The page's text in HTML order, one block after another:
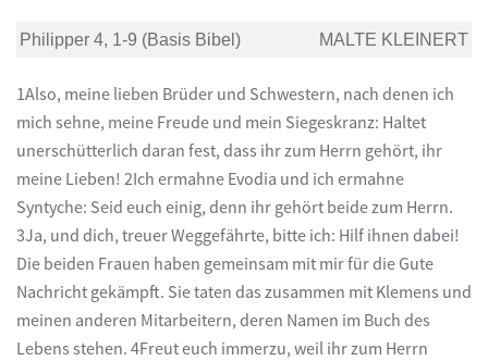
Philipper 4, 1-9 (Basis Bibel) MALTE KLEINERT
1Also, meine lieben Brüder und Schwestern, nach denen ich
mich sehne, meine Freude und mein Siegeskranz: Haltet
unerschütterlich daran fest, dass ihr zum Herrn gehört, ihr
meine Lieben! 2Ich ermahne Evodia und ich ermahne
Syntyche: Seid euch einig, denn ihr gehört beide zum Herrn.
3Ja, und dich, treuer Weggefährte, bitte ich: Hilf ihnen dabei!
Die beiden Frauen haben gemeinsam mit mir für die Gute
Nachricht gekämpft. Sie taten das zusammen mit Klemens und
meinen anderen Mitarbeitern, deren Namen im Buch des
Lebens stehen. 4Freut euch immerzu, weil ihr zum Herrn